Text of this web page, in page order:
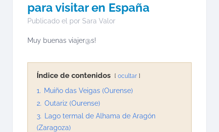
para visitar en España
Publicado el por Sara Valor
Muy buenas viajer@s!
Índice de contenidos ocultar
1. Muiño das Veigas (Ourense)
2. Outariz (Ourense)
3.
Lago termal de Alhama de Aragón
(Zaragoza)